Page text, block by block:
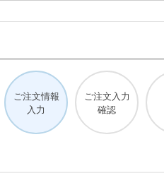
ご注文情報
入力
ご注文入力
確認